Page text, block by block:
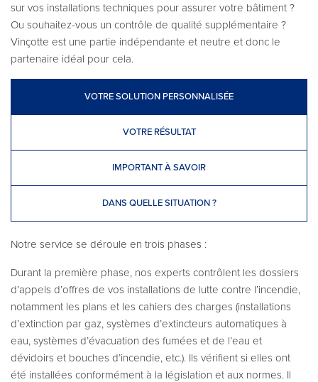
sur vos installations techniques pour assurer votre bâtiment ?
Ou souhaitez-vous un contrôle de qualité supplémentaire ?
Vinçotte est une partie indépendante et neutre et donc le
partenaire idéal pour cela.
VOTRE SOLUTION PERSONNALISÉE
VOTRE RÉSULTAT
IMPORTANT À SAVOIR
DANS QUELLE SITUATION ?
Notre service se déroule en trois phases :
Durant la première phase, nos experts contrôlent les dossiers
d’appels d’offres de vos installations de lutte contre l’incendie,
notamment les plans et les cahiers des charges (installations
d’extinction par gaz, systèmes d’extincteurs automatiques à
eau, systèmes d’évacuation des fumées et de l’eau et
dévidoirs et bouches d’incendie, etc.). Ils vérifient si elles ont
été installées conformément à la législation et aux normes. Il